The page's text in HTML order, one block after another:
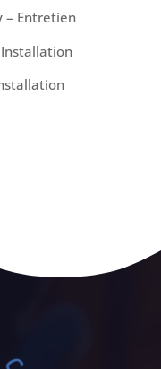
– Entretien
Installation